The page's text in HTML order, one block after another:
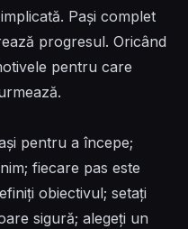
Pași complet
progresul. Oricând
pentru care
pentru a începe;
fiecare pas este
obiectivul; setați
sigură; alegeți un